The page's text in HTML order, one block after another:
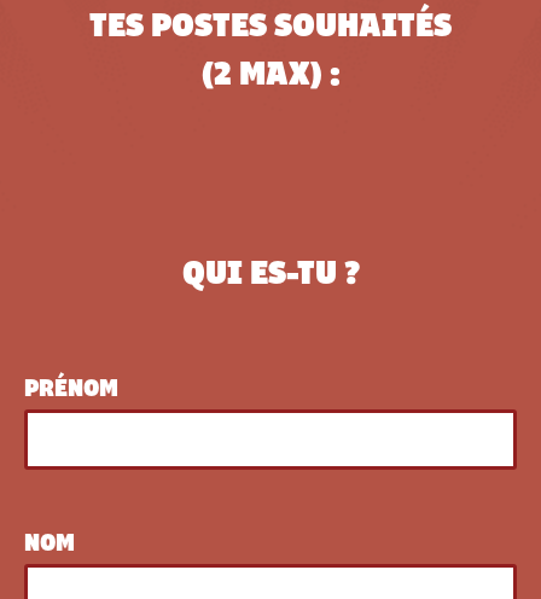
TES POSTES SOUHAITÉS
(2 MAX) :
QUI ES-TU ?
PRÉNOM
NOM